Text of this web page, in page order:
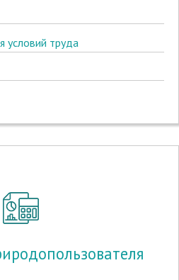
условий труда